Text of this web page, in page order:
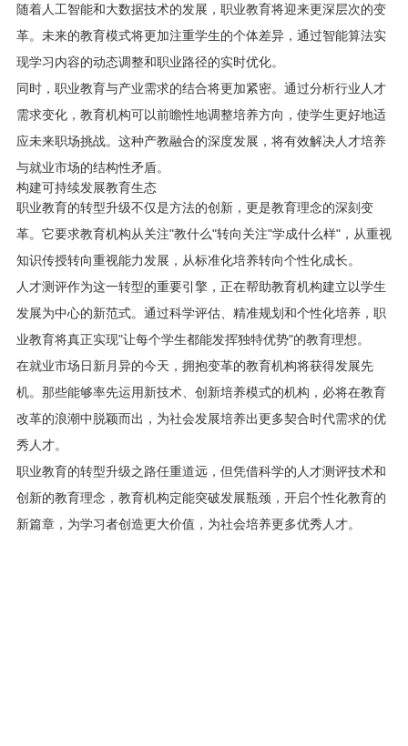
随着人工智能和大数据技术的发展，职业教育将迎来更深层次的变
革。未来的教育模式将更加注重学生的个体差异，通过智能算法实
现学习内容的动态调整和职业路径的实时优化。
同时，职业教育与产业需求的结合将更加紧密。通过分析行业人才
需求变化，教育机构可以前瞻性地调整培养方向，使学生更好地适
应未来职场挑战。这种产教融合的深度发展，将有效解决人才培养
与就业市场的结构性矛盾。
构建可持续发展教育生态
职业教育的转型升级不仅是方法的创新，更是教育理念的深刻变
革。它要求教育机构从关注"教什么"转向关注"学成什么样"，从重视
知识传授转向重视能力发展，从标准化培养转向个性化成长。
人才测评作为这一转型的重要引擎，正在帮助教育机构建立以学生
发展为中心的新范式。通过科学评估、精准规划和个性化培养，职
业教育将真正实现"让每个学生都能发挥独特优势"的教育理想。
在就业市场日新月异的今天，拥抱变革的教育机构将获得发展先
机。那些能够率先运用新技术、创新培养模式的机构，必将在教育
改革的浪潮中脱颖而出，为社会发展培养出更多契合时代需求的优
秀人才。
职业教育的转型升级之路任重道远，但凭借科学的人才测评技术和
创新的教育理念，教育机构定能突破发展瓶颈，开启个性化教育的
新篇章，为学习者创造更大价值，为社会培养更多优秀人才。